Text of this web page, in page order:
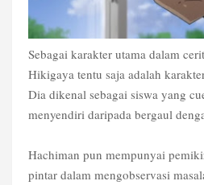
Sebagai karakter utama dalam
Hikigaya tentu saja adalah
Dia dikenal sebagai siswa yang
menyendiri daripada bergaul
Hachiman pun mempunyai
pintar dalam mengobservasi